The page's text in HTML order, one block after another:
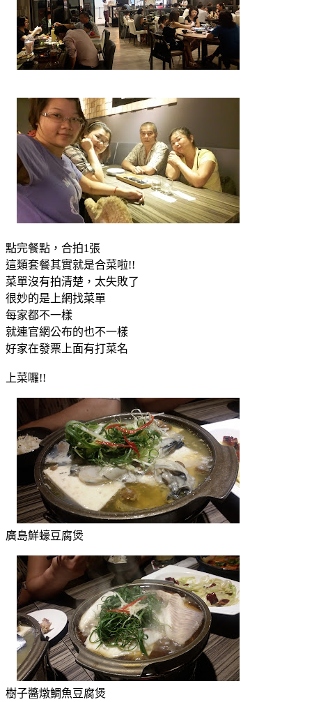
點完餐點，合拍1張
這類套餐其實就是合菜啦!!
菜單沒有拍清楚，太失敗了
很妙的是上網找菜單
每家都不一樣
就連官網公布的也不一樣
好家在發票上面有打菜名
上菜囉!!
廣島鮮蠔豆腐煲
樹子醬燉鯛魚豆腐煲